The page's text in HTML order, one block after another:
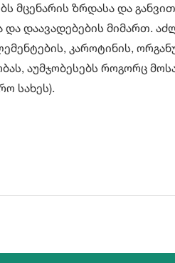
მცენარის ზრდასა და
და დაავადებების მიმართ.
კაროტინის,
აუმჯობესებს როგორც
სახეს).